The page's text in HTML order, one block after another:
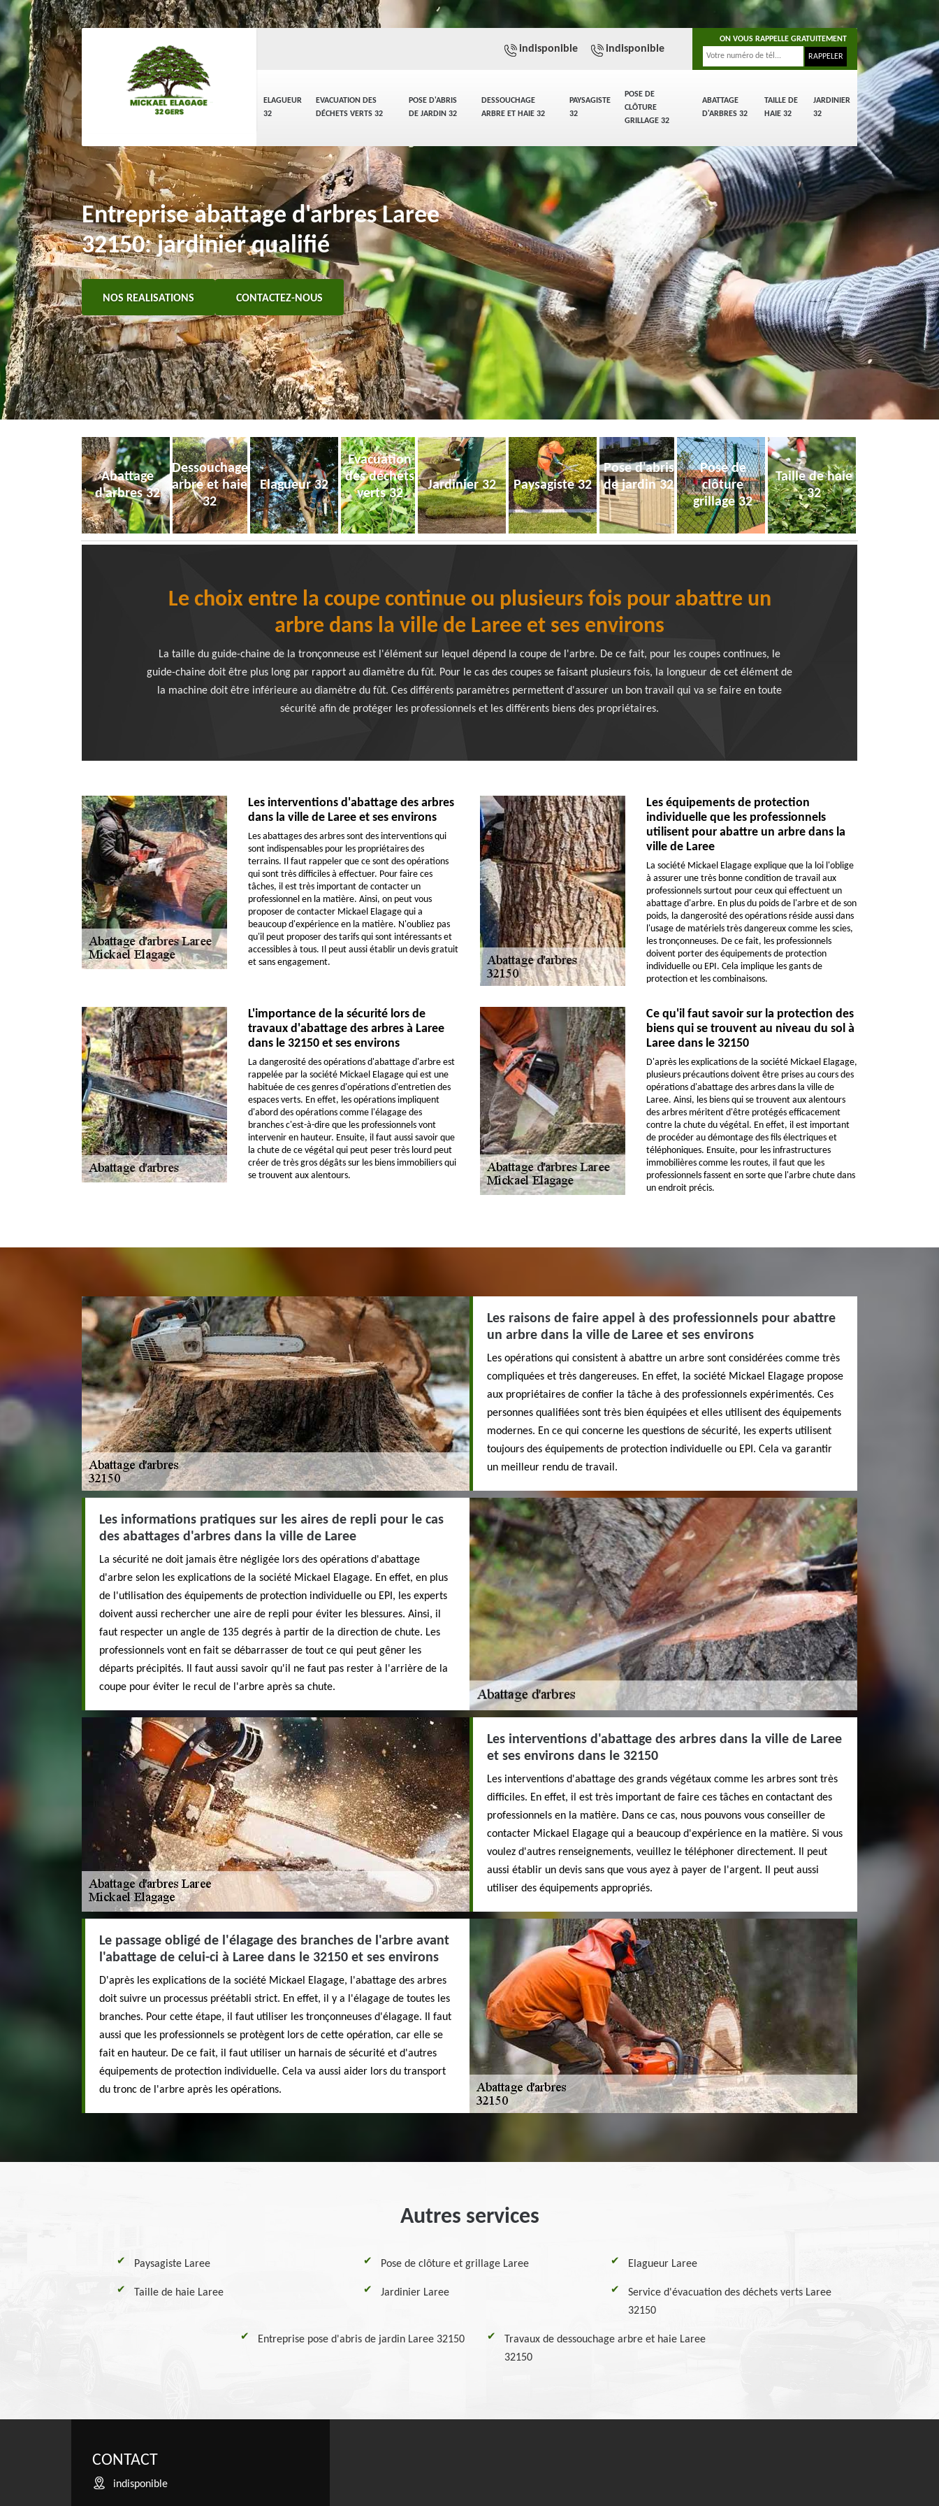
ELAGUEUR
32
EVACUATION DES
DÉCHETS VERTS 32
POSE D'ABRIS
DE JARDIN 32
DESSOUCHAGE
ARBRE ET HAIE 32
PAYSAGISTE
32
POSE DE
CLÔTURE
GRILLAGE 32
ABATTAGE
D'ARBRES 32
TAILLE DE
HAIE 32
JARDINIER
32
indisponible indisponible
ON VOUS RAPPELLE GRATUITEMENT
Entreprise abattage d'arbres Laree
32150: jardinier qualifié
NOS REALISATIONS CONTACTEZ-NOUS
Abattage
d'arbres 32
Dessouchage
arbre et haie
32
Elagueur 32
Evacuation
des déchets
verts 32
Jardinier 32 Paysagiste 32
Pose d'abris
de jardin 32
Pose de
clôture
grillage 32
Taille de haie
32
Le choix entre la coupe continue ou plusieurs fois pour abattre un
arbre dans la ville de Laree et ses environs
La taille du guide-chaine de la tronçonneuse est l'élément sur lequel dépend la coupe de l'arbre. De ce fait, pour les coupes continues, le
guide-chaine doit être plus long par rapport au diamètre du fût. Pour le cas des coupes se faisant plusieurs fois, la longueur de cet élément de
la machine doit être inférieure au diamètre du fût. Ces différents paramètres permettent d'assurer un bon travail qui va se faire en toute
sécurité afin de protéger les professionnels et les différents biens des propriétaires.
Les interventions d'abattage des arbres
dans la ville de Laree et ses environs
Les abattages des arbres sont des interventions qui
sont indispensables pour les propriétaires des
terrains. Il faut rappeler que ce sont des opérations
qui sont très difficiles à effectuer. Pour faire ces
tâches, il est très important de contacter un
professionnel en la matière. Ainsi, on peut vous
proposer de contacter Mickael Elagage qui a
beaucoup d'expérience en la matière. N'oubliez pas
qu'il peut proposer des tarifs qui sont intéressants et
accessibles à tous. Il peut aussi établir un devis gratuit
et sans engagement.
Les équipements de protection
individuelle que les professionnels
utilisent pour abattre un arbre dans la
ville de Laree
La société Mickael Elagage explique que la loi l'oblige
à assurer une très bonne condition de travail aux
professionnels surtout pour ceux qui effectuent un
abattage d'arbre. En plus du poids de l'arbre et de son
poids, la dangerosité des opérations réside aussi dans
l'usage de matériels très dangereux comme les scies,
les tronçonneuses. De ce fait, les professionnels
doivent porter des équipements de protection
individuelle ou EPI. Cela implique les gants de
protection et les combinaisons.
L'importance de la sécurité lors de
travaux d'abattage des arbres à Laree
dans le 32150 et ses environs
La dangerosité des opérations d'abattage d'arbre est
rappelée par la société Mickael Elagage qui est une
habituée de ces genres d'opérations d'entretien des
espaces verts. En effet, les opérations impliquent
d'abord des opérations comme l'élagage des
branches c'est-à-dire que les professionnels vont
intervenir en hauteur. Ensuite, il faut aussi savoir que
la chute de ce végétal qui peut peser très lourd peut
créer de très gros dégâts sur les biens immobiliers qui
se trouvent aux alentours.
Ce qu'il faut savoir sur la protection des
biens qui se trouvent au niveau du sol à
Laree dans le 32150
D'après les explications de la société Mickael Elagage,
plusieurs précautions doivent être prises au cours des
opérations d'abattage des arbres dans la ville de
Laree. Ainsi, les biens qui se trouvent aux alentours
des arbres méritent d'être protégés efficacement
contre la chute du végétal. En effet, il est important
de procéder au démontage des fils électriques et
téléphoniques. Ensuite, pour les infrastructures
immobilières comme les routes, il faut que les
professionnels fassent en sorte que l'arbre chute dans
un endroit précis.
Les raisons de faire appel à des professionnels pour abattre
un arbre dans la ville de Laree et ses environs
Les opérations qui consistent à abattre un arbre sont considérées comme très
compliquées et très dangereuses. En effet, la société Mickael Elagage propose
aux propriétaires de confier la tâche à des professionnels expérimentés. Ces
personnes qualifiées sont très bien équipées et elles utilisent des équipements
modernes. En ce qui concerne les questions de sécurité, les experts utilisent
toujours des équipements de protection individuelle ou EPI. Cela va garantir
un meilleur rendu de travail.
Les informations pratiques sur les aires de repli pour le cas
des abattages d'arbres dans la ville de Laree
La sécurité ne doit jamais être négligée lors des opérations d'abattage
d'arbre selon les explications de la société Mickael Elagage. En effet, en plus
de l'utilisation des équipements de protection individuelle ou EPI, les experts
doivent aussi rechercher une aire de repli pour éviter les blessures. Ainsi, il
faut respecter un angle de 135 degrés à partir de la direction de chute. Les
professionnels vont en fait se débarrasser de tout ce qui peut gêner les
départs précipités. Il faut aussi savoir qu'il ne faut pas rester à l'arrière de la
coupe pour éviter le recul de l'arbre après sa chute.
Les interventions d'abattage des arbres dans la ville de Laree
et ses environs dans le 32150
Les interventions d'abattage des grands végétaux comme les arbres sont très
difficiles. En effet, il est très important de faire ces tâches en contactant des
professionnels en la matière. Dans ce cas, nous pouvons vous conseiller de
contacter Mickael Elagage qui a beaucoup d'expérience en la matière. Si vous
voulez d'autres renseignements, veuillez le téléphoner directement. Il peut
aussi établir un devis sans que vous ayez à payer de l'argent. Il peut aussi
utiliser des équipements appropriés.
Le passage obligé de l'élagage des branches de l'arbre avant
l'abattage de celui-ci à Laree dans le 32150 et ses environs
D'après les explications de la société Mickael Elagage, l'abattage des arbres
doit suivre un processus préétabli strict. En effet, il y a l'élagage de toutes les
branches. Pour cette étape, il faut utiliser les tronçonneuses d'élagage. Il faut
aussi que les professionnels se protègent lors de cette opération, car elle se
fait en hauteur. De ce fait, il faut utiliser un harnais de sécurité et d'autres
équipements de protection individuelle. Cela va aussi aider lors du transport
du tronc de l'arbre après les opérations.
Autres services
Paysagiste Laree Pose de clôture et grillage Laree Elagueur Laree
Taille de haie Laree Jardinier Laree
Service d'évacuation des déchets verts Laree
32150
Entreprise pose d'abris de jardin Laree 32150
Travaux de dessouchage arbre et haie Laree
32150
CONTACT
indisponible